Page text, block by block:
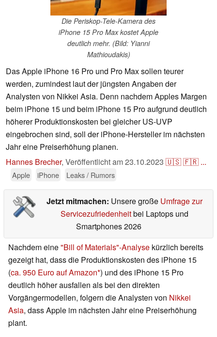
Die Periskop-Tele-Kamera des
iPhone 15 Pro Max kostet Apple
deutlich mehr. (Bild: Yianni
Mathioudakis)
Das Apple iPhone 16 Pro und Pro Max sollen teurer
werden, zumindest laut der jüngsten Angaben der
Analysten von Nikkei Asia. Denn nachdem Apples Margen
beim iPhone 15 und beim iPhone 15 Pro aufgrund deutlich
höherer Produktionskosten bei gleicher US-UVP
eingebrochen sind, soll der iPhone-Hersteller im nächsten
Jahr eine Preiserhöhung planen.
Hannes Brecher, Veröffentlicht am23.10.2023 🇺🇸🇫🇷 ...
Apple iPhone Leaks / Rumors
Jetzt mitmachen: Unsere große Umfrage zur
Servicezufriedenheitbei Laptops und
Smartphones 2026
Nachdem eine"Bill of Materials"-Analyse kürzlich bereits
gezeigt hat, dass die Produktionskosten des iPhone 15
(ca. 950 Euro auf Amazon ) und des iPhone 15 Pro
deutlich höher ausfallen als bei den direkten
Vorgängermodellen, folgern die Analysten von Nikkei
Asia, dass Apple im nächsten Jahr eine Preiserhöhung
plant.